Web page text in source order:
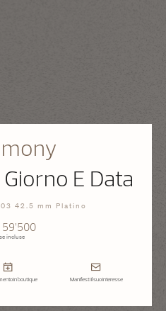
E Data
42.5 mm Platino
59’500
incluse
in boutique Manifesti il suo interesse